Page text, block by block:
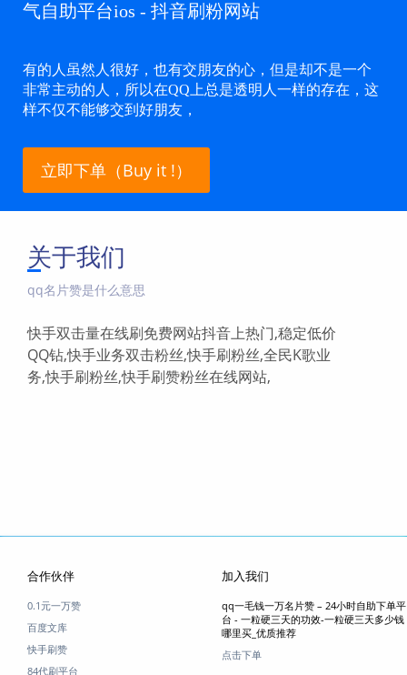
气自助平台ios - 抖音刷粉网站
有的人虽然人很好，也有交朋友的心，但是却不是一个
非常主动的人，所以在QQ上总是透明人一样的存在，这
样不仅不能够交到好朋友，
立即下单（Buy it !）
关于我们
qq名片赞是什么意思
快手双击量在线刷免费网站抖音上热门,稳定低价
QQ钻,快手业务双击粉丝,快手刷粉丝,全民K歌业
务,快手刷粉丝,快手刷赞粉丝在线网站,
合作伙伴
0.1元一万赞
百度文库
快手刷赞
84代刷平台
加入我们
qq一毛钱一万名片赞 – 24小时自助下单平
台 - 一粒硬三天的功效-一粒硬三天多少钱
哪里买_优质推荐
点击下单